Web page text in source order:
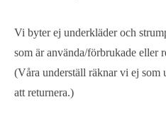
Vi byter ej underkläder och
som är använda/förbrukade eller
(Våra underställ räknar vi ej som
att returnera.)